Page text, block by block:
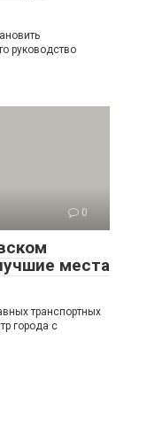
руководство
0
места
транспортных
города с